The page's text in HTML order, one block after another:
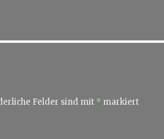
Felder sind mit * markiert